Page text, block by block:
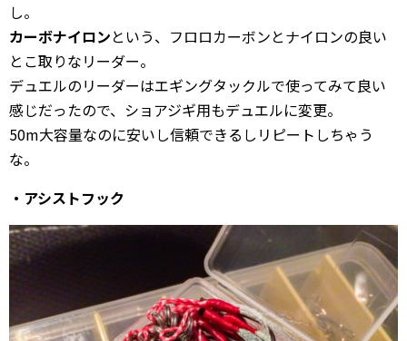
し。
カーボナイロンという、フロロカーボンとナイロンの良い
とこ取りなリーダー。
デュエルのリーダーはエギングタックルで使ってみて良い
感じだったので、ショアジギ用もデュエルに変更。
50m大容量なのに安いし信頼できるしリピートしちゃう
な。
・アシストフック